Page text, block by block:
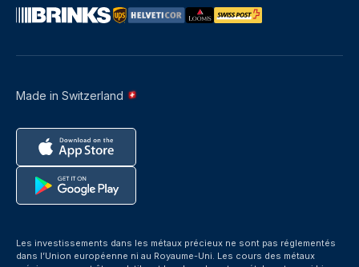
Made in Switzerland
Les investissements dans les métaux précieux ne sont pas réglementés
dans l’Union européenne ni au Royaume-Uni. Les cours des métaux